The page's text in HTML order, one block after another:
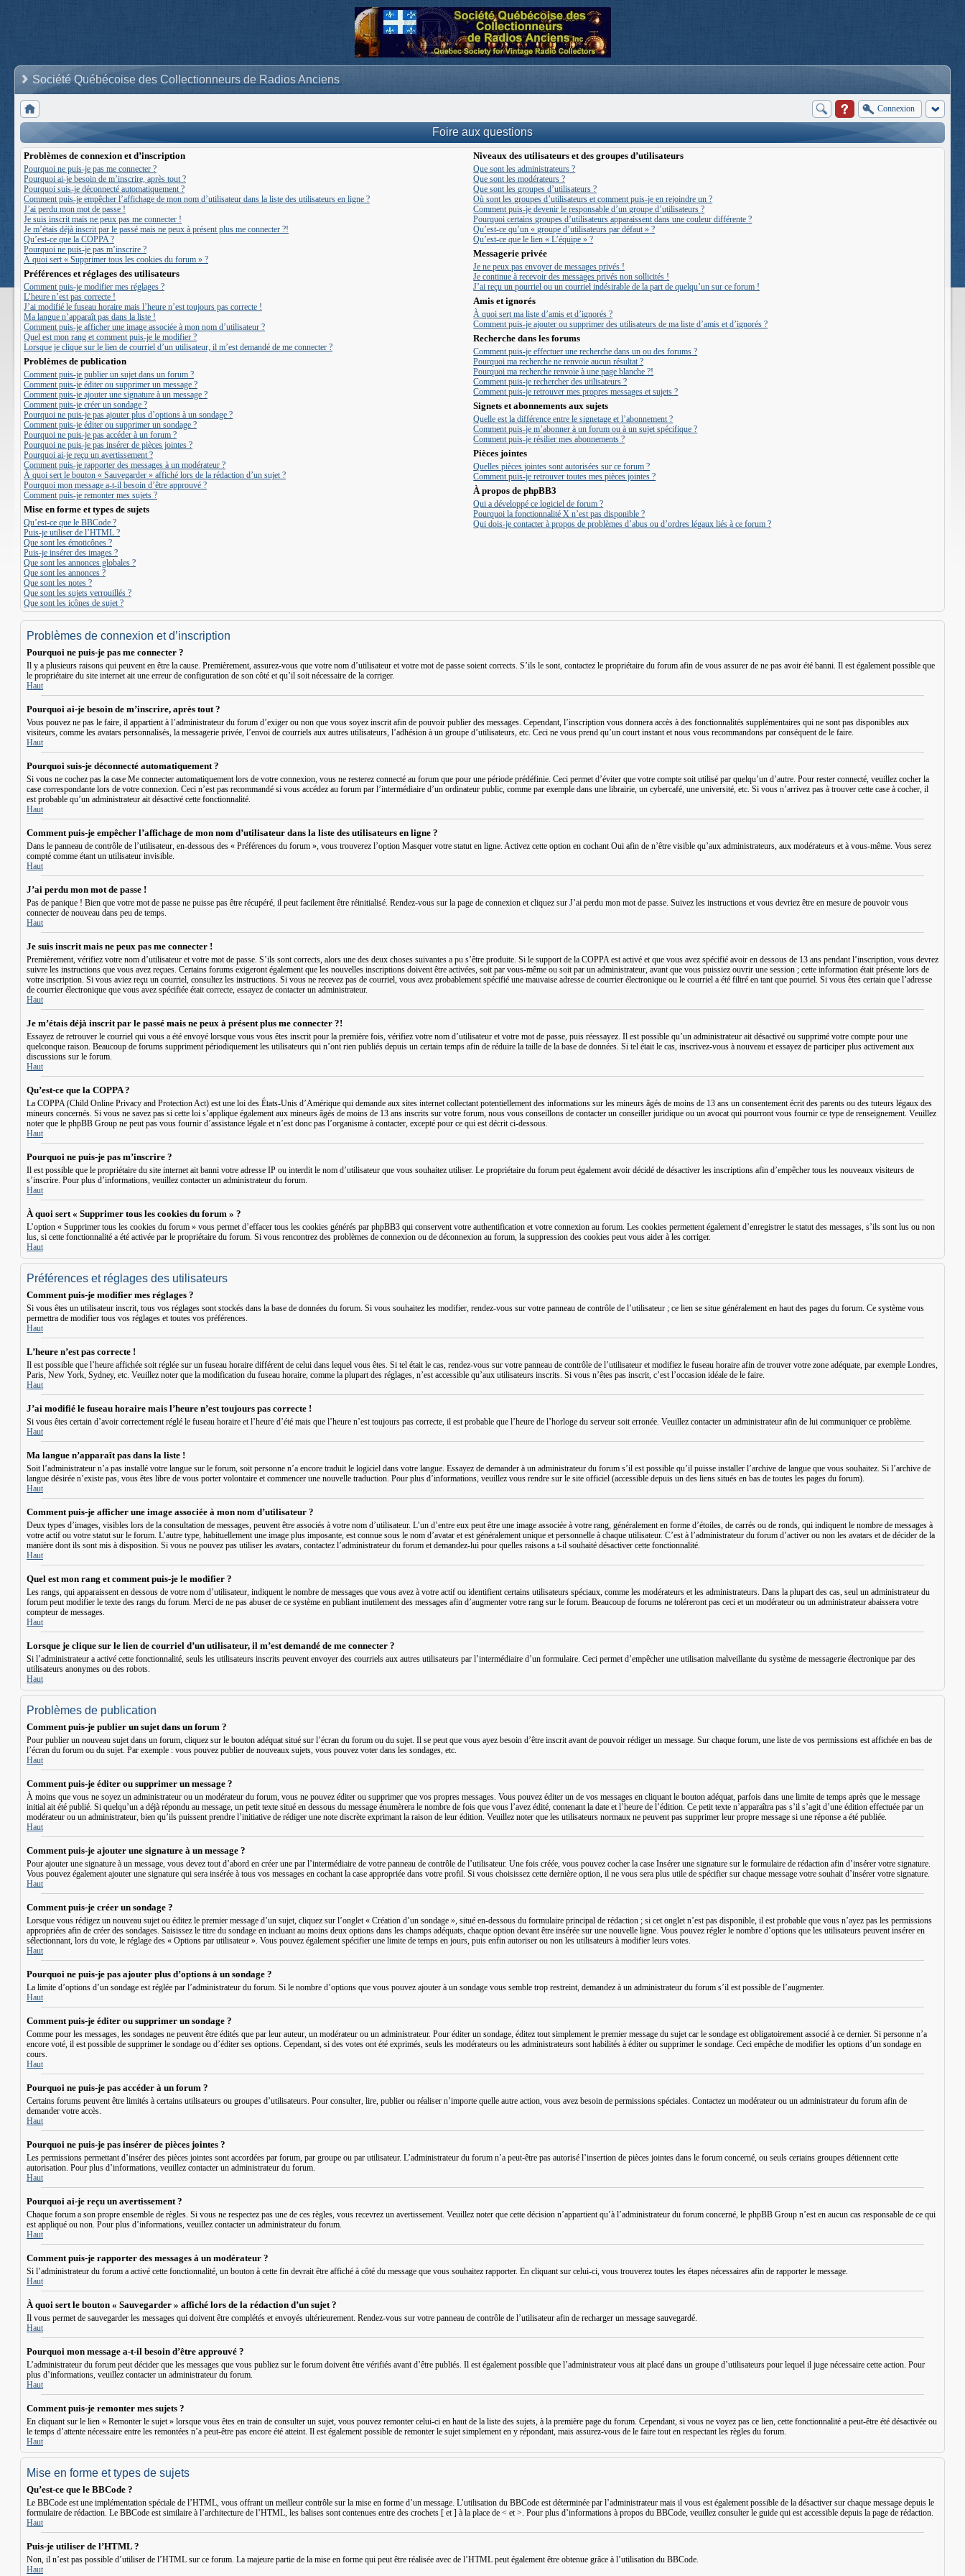
Société Québécoise des Collectionneurs de Radios Anciens
Connexion
Foire aux questions
Problèmes de connexion et d’inscription
Pourquoi ne puis-je pas me connecter ?
Pourquoi ai-je besoin de m’inscrire, après tout ?
Pourquoi suis-je déconnecté automatiquement ?
Comment puis-je empêcher l’affichage de mon nom d’utilisateur dans la liste des utilisateurs en ligne ?
J’ai perdu mon mot de passe !
Je suis inscrit mais ne peux pas me connecter !
Je m’étais déjà inscrit par le passé mais ne peux à présent plus me connecter ?!
Qu’est-ce que la COPPA ?
Pourquoi ne puis-je pas m’inscrire ?
À quoi sert « Supprimer tous les cookies du forum » ?
Préférences et réglages des utilisateurs
Comment puis-je modifier mes réglages ?
L’heure n’est pas correcte !
J’ai modifié le fuseau horaire mais l’heure n’est toujours pas correcte !
Ma langue n’apparaît pas dans la liste !
Comment puis-je afficher une image associée à mon nom d’utilisateur ?
Quel est mon rang et comment puis-je le modifier ?
Lorsque je clique sur le lien de courriel d’un utilisateur, il m’est demandé de me connecter ?
Problèmes de publication
Comment puis-je publier un sujet dans un forum ?
Comment puis-je éditer ou supprimer un message ?
Comment puis-je ajouter une signature à un message ?
Comment puis-je créer un sondage ?
Pourquoi ne puis-je pas ajouter plus d’options à un sondage ?
Comment puis-je éditer ou supprimer un sondage ?
Pourquoi ne puis-je pas accéder à un forum ?
Pourquoi ne puis-je pas insérer de pièces jointes ?
Pourquoi ai-je reçu un avertissement ?
Comment puis-je rapporter des messages à un modérateur ?
À quoi sert le bouton « Sauvegarder » affiché lors de la rédaction d’un sujet ?
Pourquoi mon message a-t-il besoin d’être approuvé ?
Comment puis-je remonter mes sujets ?
Mise en forme et types de sujets
Qu’est-ce que le BBCode ?
Puis-je utiliser de l’HTML ?
Que sont les émoticônes ?
Puis-je insérer des images ?
Que sont les annonces globales ?
Que sont les annonces ?
Que sont les notes ?
Que sont les sujets verrouillés ?
Que sont les icônes de sujet ?
Niveaux des utilisateurs et des groupes d’utilisateurs
Que sont les administrateurs ?
Que sont les modérateurs ?
Que sont les groupes d’utilisateurs ?
Où sont les groupes d’utilisateurs et comment puis-je en rejoindre un ?
Comment puis-je devenir le responsable d’un groupe d’utilisateurs ?
Pourquoi certains groupes d’utilisateurs apparaissent dans une couleur différente ?
Qu’est-ce qu’un « groupe d’utilisateurs par défaut » ?
Qu’est-ce que le lien « L’équipe » ?
Messagerie privée
Je ne peux pas envoyer de messages privés !
Je continue à recevoir des messages privés non sollicités !
J’ai reçu un pourriel ou un courriel indésirable de la part de quelqu’un sur ce forum !
Amis et ignorés
À quoi sert ma liste d’amis et d’ignorés ?
Comment puis-je ajouter ou supprimer des utilisateurs de ma liste d’amis et d’ignorés ?
Recherche dans les forums
Comment puis-je effectuer une recherche dans un ou des forums ?
Pourquoi ma recherche ne renvoie aucun résultat ?
Pourquoi ma recherche renvoie à une page blanche ?!
Comment puis-je rechercher des utilisateurs ?
Comment puis-je retrouver mes propres messages et sujets ?
Signets et abonnements aux sujets
Quelle est la différence entre le signetage et l’abonnement ?
Comment puis-je m’abonner à un forum ou à un sujet spécifique ?
Comment puis-je résilier mes abonnements ?
Pièces jointes
Quelles pièces jointes sont autorisées sur ce forum ?
Comment puis-je retrouver toutes mes pièces jointes ?
À propos de phpBB3
Qui a développé ce logiciel de forum ?
Pourquoi la fonctionnalité X n’est pas disponible ?
Qui dois-je contacter à propos de problèmes d’abus ou d’ordres légaux liés à ce forum ?
Problèmes de connexion et d’inscription
Pourquoi ne puis-je pas me connecter ?
Il y a plusieurs raisons qui peuvent en être la cause. Premièrement, assurez-vous que votre nom d’utilisateur et votre mot de passe soient corrects. S’ils le sont, contactez le propriétaire du forum afin de vous assurer de ne pas avoir été banni. Il est également possible que
le propriétaire du site internet ait une erreur de configuration de son côté et qu’il soit nécessaire de la corriger.
Haut
Pourquoi ai-je besoin de m’inscrire, après tout ?
Vous pouvez ne pas le faire, il appartient à l’administrateur du forum d’exiger ou non que vous soyez inscrit afin de pouvoir publier des messages. Cependant, l’inscription vous donnera accès à des fonctionnalités supplémentaires qui ne sont pas disponibles aux
visiteurs, comme les avatars personnalisés, la messagerie privée, l’envoi de courriels aux autres utilisateurs, l’adhésion à un groupe d’utilisateurs, etc. Ceci ne vous prend qu’un court instant et nous vous recommandons par conséquent de le faire.
Haut
Pourquoi suis-je déconnecté automatiquement ?
Si vous ne cochez pas la case Me connecter automatiquementlors de votre connexion, vous ne resterez connecté au forum que pour une période prédéfinie. Ceci permet d’éviter que votre compte soit utilisé par quelqu’un d’autre. Pour rester connecté, veuillez cocher la
case correspondante lors de votre connexion. Ceci n’est pas recommandé si vous accédez au forum par l’intermédiaire d’un ordinateur public, comme par exemple dans une librairie, un cybercafé, une université, etc. Si vous n’arrivez pas à trouver cette case à cocher, il
est probable qu’un administrateur ait désactivé cette fonctionnalité.
Haut
Comment puis-je empêcher l’affichage de mon nom d’utilisateur dans la liste des utilisateurs en ligne ?
Dans le panneau de contrôle de l’utilisateur, en-dessous des « Préférences du forum », vous trouverez l’option Masquer votre statut en ligne. Activez cette option en cochantOui afin de n’être visible qu’aux administrateurs, aux modérateurs et à vous-même. Vous serez
compté comme étant un utilisateur invisible.
Haut
J’ai perdu mon mot de passe !
Pas de panique ! Bien que votre mot de passe ne puisse pas être récupéré, il peut facilement être réinitialisé. Rendez-vous sur la page de connexion et cliquez sur J’ai perdu mon mot de passe. Suivez les instructions et vous devriez être en mesure de pouvoir vous
connecter de nouveau dans peu de temps.
Haut
Je suis inscrit mais ne peux pas me connecter !
Premièrement, vérifiez votre nom d’utilisateur et votre mot de passe. S’ils sont corrects, alors une des deux choses suivantes a pu s’être produite. Si le support de la COPPA est activé et que vous avez spécifié avoir en dessous de 13 ans pendant l’inscription, vous devrez
suivre les instructions que vous avez reçues. Certains forums exigeront également que les nouvelles inscriptions doivent être activées, soit par vous-même ou soit par un administrateur, avant que vous puissiez ouvrir une session ; cette information était présente lors de
votre inscription. Si vous aviez reçu un courriel, consultez les instructions. Si vous ne recevez pas de courriel, vous avez probablement spécifié une mauvaise adresse de courrier électronique ou le courriel a été filtré en tant que pourriel. Si vous êtes certain que l’adresse
de courrier électronique que vous avez spécifiée était correcte, essayez de contacter un administrateur.
Haut
Je m’étais déjà inscrit par le passé mais ne peux à présent plus me connecter ?!
Essayez de retrouver le courriel qui vous a été envoyé lorsque vous vous êtes inscrit pour la première fois, vérifiez votre nom d’utilisateur et votre mot de passe, puis réessayez. Il est possible qu’un administrateur ait désactivé ou supprimé votre compte pour une
quelconque raison. Beaucoup de forums suppriment périodiquement les utilisateurs qui n’ont rien publiés depuis un certain temps afin de réduire la taille de la base de données. Si tel était le cas, inscrivez-vous à nouveau et essayez de participer plus activement aux
discussions sur le forum.
Haut
Qu’est-ce que la COPPA ?
La COPPA (Child Online Privacy and Protection Act) est une loi des États-Unis d’Amérique qui demande aux sites internet collectant potentiellement des informations sur les mineurs âgés de moins de 13 ans un consentement écrit des parents ou des tuteurs légaux des
mineurs concernés. Si vous ne savez pas si cette loi s’applique également aux mineurs âgés de moins de 13 ans inscrits sur votre forum, nous vous conseillons de contacter un conseiller juridique ou un avocat qui pourront vous fournir ce type de renseignement. Veuillez
noter que le phpBB Group ne peut pas vous fournir d’assistance légale et n’est donc pas l’organisme à contacter, excepté pour ce qui est décrit ci-dessous.
Haut
Pourquoi ne puis-je pas m’inscrire ?
Il est possible que le propriétaire du site internet ait banni votre adresse IP ou interdit le nom d’utilisateur que vous souhaitez utiliser. Le propriétaire du forum peut également avoir décidé de désactiver les inscriptions afin d’empêcher tous les nouveaux visiteurs de
s’inscrire. Pour plus d’informations, veuillez contacter un administrateur du forum.
Haut
À quoi sert « Supprimer tous les cookies du forum » ?
L’option « Supprimer tous les cookies du forum » vous permet d’effacer tous les cookies générés par phpBB3 qui conservent votre authentification et votre connexion au forum. Les cookies permettent également d’enregistrer le statut des messages, s’ils sont lus ou non
lus, si cette fonctionnalité a été activée par le propriétaire du forum. Si vous rencontrez des problèmes de connexion ou de déconnexion au forum, la suppression des cookies peut vous aider à les corriger.
Haut
Préférences et réglages des utilisateurs
Comment puis-je modifier mes réglages ?
Si vous êtes un utilisateur inscrit, tous vos réglages sont stockés dans la base de données du forum. Si vous souhaitez les modifier, rendez-vous sur votre panneau de contrôle de l’utilisateur ; ce lien se situe généralement en haut des pages du forum. Ce système vous
permettra de modifier tous vos réglages et toutes vos préférences.
Haut
L’heure n’est pas correcte !
Il est possible que l’heure affichée soit réglée sur un fuseau horaire différent de celui dans lequel vous êtes. Si tel était le cas, rendez-vous sur votre panneau de contrôle de l’utilisateur et modifiez le fuseau horaire afin de trouver votre zone adéquate, par exemple Londres,
Paris, New York, Sydney, etc. Veuillez noter que la modification du fuseau horaire, comme la plupart des réglages, n’est accessible qu’aux utilisateurs inscrits. Si vous n’êtes pas inscrit, c’est l’occasion idéale de le faire.
Haut
J’ai modifié le fuseau horaire mais l’heure n’est toujours pas correcte !
Si vous êtes certain d’avoir correctement réglé le fuseau horaire et l’heure d’été mais que l’heure n’est toujours pas correcte, il est probable que l’heure de l’horloge du serveur soit erronée. Veuillez contacter un administrateur afin de lui communiquer ce problème.
Haut
Ma langue n’apparaît pas dans la liste !
Soit l’administrateur n’a pas installé votre langue sur le forum, soit personne n’a encore traduit le logiciel dans votre langue. Essayez de demander à un administrateur du forum s’il est possible qu’il puisse installer l’archive de langue que vous souhaitez. Si l’archive de
langue désirée n’existe pas, vous êtes libre de vous porter volontaire et commencer une nouvelle traduction. Pour plus d’informations, veuillez vous rendre sur le site officiel (accessible depuis un des liens situés en bas de toutes les pages du forum).
Haut
Comment puis-je afficher une image associée à mon nom d’utilisateur ?
Deux types d’images, visibles lors de la consultation de messages, peuvent être associés à votre nom d’utilisateur. L’un d’entre eux peut être une image associée à votre rang, généralement en forme d’étoiles, de carrés ou de ronds, qui indiquent le nombre de messages à
votre actif ou votre statut sur le forum. L’autre type, habituellement une image plus imposante, est connue sous le nom d’avatar et est généralement unique et personnelle à chaque utilisateur. C’est à l’administrateur du forum d’activer ou non les avatars et de décider de la
manière dont ils sont mis à disposition. Si vous ne pouvez pas utiliser les avatars, contactez l’administrateur du forum et demandez-lui pour quelles raisons a t-il souhaité désactiver cette fonctionnalité.
Haut
Quel est mon rang et comment puis-je le modifier ?
Les rangs, qui apparaissent en dessous de votre nom d’utilisateur, indiquent le nombre de messages que vous avez à votre actif ou identifient certains utilisateurs spéciaux, comme les modérateurs et les administrateurs. Dans la plupart des cas, seul un administrateur du
forum peut modifier le texte des rangs du forum. Merci de ne pas abuser de ce système en publiant inutilement des messages afin d’augmenter votre rang sur le forum. Beaucoup de forums ne toléreront pas ceci et un modérateur ou un administrateur abaissera votre
compteur de messages.
Haut
Lorsque je clique sur le lien de courriel d’un utilisateur, il m’est demandé de me connecter ?
Si l’administrateur a activé cette fonctionnalité, seuls les utilisateurs inscrits peuvent envoyer des courriels aux autres utilisateurs par l’intermédiaire d’un formulaire. Ceci permet d’empêcher une utilisation malveillante du système de messagerie électronique par des
utilisateurs anonymes ou des robots.
Haut
Problèmes de publication
Comment puis-je publier un sujet dans un forum ?
Pour publier un nouveau sujet dans un forum, cliquez sur le bouton adéquat situé sur l’écran du forum ou du sujet. Il se peut que vous ayez besoin d’être inscrit avant de pouvoir rédiger un message. Sur chaque forum, une liste de vos permissions est affichée en bas de
l’écran du forum ou du sujet. Par exemple : vous pouvez publier de nouveaux sujets, vous pouvez voter dans les sondages, etc.
Haut
Comment puis-je éditer ou supprimer un message ?
À moins que vous ne soyez un administrateur ou un modérateur du forum, vous ne pouvez éditer ou supprimer que vos propres messages. Vous pouvez éditer un de vos messages en cliquant le bouton adéquat, parfois dans une limite de temps après que le message
initial ait été publié. Si quelqu’un a déjà répondu au message, un petit texte situé en dessous du message énumèrera le nombre de fois que vous l’avez édité, contenant la date et l’heure de l’édition. Ce petit texte n’apparaîtra pas s’il s’agit d’une édition effectuée par un
modérateur ou un administrateur, bien qu’ils puissent prendre l’initiative de rédiger une note discrète exprimant la raison de leur édition. Veuillez noter que les utilisateurs normaux ne peuvent pas supprimer leur propre message si une réponse a été publiée.
Haut
Comment puis-je ajouter une signature à un message ?
Pour ajouter une signature à un message, vous devez tout d’abord en créer une par l’intermédiaire de votre panneau de contrôle de l’utilisateur. Une fois créée, vous pouvez cocher la case Insérer une signature sur le formulaire de rédaction afin d’insérer votre signature.
Vous pouvez également ajouter une signature qui sera insérée à tous vos messages en cochant la case appropriée dans votre profil. Si vous choisissez cette dernière option, il ne vous sera plus utile de spécifier sur chaque message votre souhait d’insérer votre signature.
Haut
Comment puis-je créer un sondage ?
Lorsque vous rédigez un nouveau sujet ou éditez le premier message d’un sujet, cliquez sur l’onglet « Création d’un sondage », situé en-dessous du formulaire principal de rédaction ; si cet onglet n’est pas disponible, il est probable que vous n’ayez pas les permissions
appropriées afin de créer des sondages. Saisissez le titre du sondage en incluant au moins deux options dans les champs adéquats, chaque option devant être insérée sur une nouvelle ligne. Vous pouvez régler le nombre d’options que les utilisateurs peuvent insérer en
sélectionnant, lors du vote, le réglage des « Options par utilisateur ». Vous pouvez également spécifier une limite de temps en jours, puis enfin autoriser ou non les utilisateurs à modifier leurs votes.
Haut
Pourquoi ne puis-je pas ajouter plus d’options à un sondage ?
La limite d’options d’un sondage est réglée par l’administrateur du forum. Si le nombre d’options que vous pouvez ajouter à un sondage vous semble trop restreint, demandez à un administrateur du forum s’il est possible de l’augmenter.
Haut
Comment puis-je éditer ou supprimer un sondage ?
Comme pour les messages, les sondages ne peuvent être édités que par leur auteur, un modérateur ou un administrateur. Pour éditer un sondage, éditez tout simplement le premier message du sujet car le sondage est obligatoirement associé à ce dernier. Si personne n’a
encore voté, il est possible de supprimer le sondage ou d’éditer ses options. Cependant, si des votes ont été exprimés, seuls les modérateurs ou les administrateurs sont habilités à éditer ou supprimer le sondage. Ceci empêche de modifier les options d’un sondage en
cours.
Haut
Pourquoi ne puis-je pas accéder à un forum ?
Certains forums peuvent être limités à certains utilisateurs ou groupes d’utilisateurs. Pour consulter, lire, publier ou réaliser n’importe quelle autre action, vous avez besoin de permissions spéciales. Contactez un modérateur ou un administrateur du forum afin de
demander votre accès.
Haut
Pourquoi ne puis-je pas insérer de pièces jointes ?
Les permissions permettant d’insérer des pièces jointes sont accordées par forum, par groupe ou par utilisateur. L’administrateur du forum n’a peut-être pas autorisé l’insertion de pièces jointes dans le forum concerné, ou seuls certains groupes détiennent cette
autorisation. Pour plus d’informations, veuillez contacter un administrateur du forum.
Haut
Pourquoi ai-je reçu un avertissement ?
Chaque forum a son propre ensemble de règles. Si vous ne respectez pas une de ces règles, vous recevrez un avertissement. Veuillez noter que cette décision n’appartient qu’à l’administrateur du forum concerné, le phpBB Group n’est en aucun cas responsable de ce qui
est appliqué ou non. Pour plus d’informations, veuillez contacter un administrateur du forum.
Haut
Comment puis-je rapporter des messages à un modérateur ?
Si l’administrateur du forum a activé cette fonctionnalité, un bouton à cette fin devrait être affiché à côté du message que vous souhaitez rapporter. En cliquant sur celui-ci, vous trouverez toutes les étapes nécessaires afin de rapporter le message.
Haut
À quoi sert le bouton « Sauvegarder » affiché lors de la rédaction d’un sujet ?
Il vous permet de sauvegarder les messages qui doivent être complétés et envoyés ultérieurement. Rendez-vous sur votre panneau de contrôle de l’utilisateur afin de recharger un message sauvegardé.
Haut
Pourquoi mon message a-t-il besoin d’être approuvé ?
L’administrateur du forum peut décider que les messages que vous publiez sur le forum doivent être vérifiés avant d’être publiés. Il est également possible que l’administrateur vous ait placé dans un groupe d’utilisateurs pour lequel il juge nécessaire cette action. Pour
plus d’informations, veuillez contacter un administrateur du forum.
Haut
Comment puis-je remonter mes sujets ?
En cliquant sur le lien « Remonter le sujet » lorsque vous êtes en train de consulter un sujet, vous pouvez remonter celui-ci en haut de la liste des sujets, à la première page du forum. Cependant, si vous ne voyez pas ce lien, cette fonctionnalité a peut-être été désactivée ou
le temps d’attente nécessaire entre les remontées n’a peut-être pas encore été atteint. Il est également possible de remonter le sujet simplement en y répondant, mais assurez-vous de le faire tout en respectant les règles du forum.
Haut
Mise en forme et types de sujets
Qu’est-ce que le BBCode ?
Le BBCode est une implémentation spéciale de l’HTML, vous offrant un meilleur contrôle sur la mise en forme d’un message. L’utilisation du BBCode est déterminée par l’administrateur mais il vous est également possible de la désactiver sur chaque message depuis le
formulaire de rédaction. Le BBCode est similaire à l’architecture de l’HTML, les balises sont contenues entre des crochets [ et ] à la place de < et >. Pour plus d’informations à propos du BBCode, veuillez consulter le guide qui est accessible depuis la page de rédaction.
Haut
Puis-je utiliser de l’HTML ?
Non, il n’est pas possible d’utiliser de l’HTML sur ce forum. La majeure partie de la mise en forme qui peut être réalisée avec de l’HTML peut également être obtenue grâce à l’utilisation du BBCode.
Haut